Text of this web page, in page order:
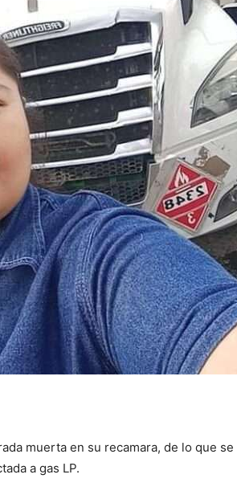
muerta en su recamara, de lo que
a gas LP.